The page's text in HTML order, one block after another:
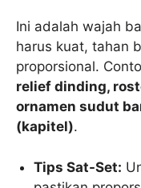
Ini adalah wajah
harus kuat, tahan
proporsional.
relief dinding,
ornamen sudut
(kapitel).
Tips Sat-Set: